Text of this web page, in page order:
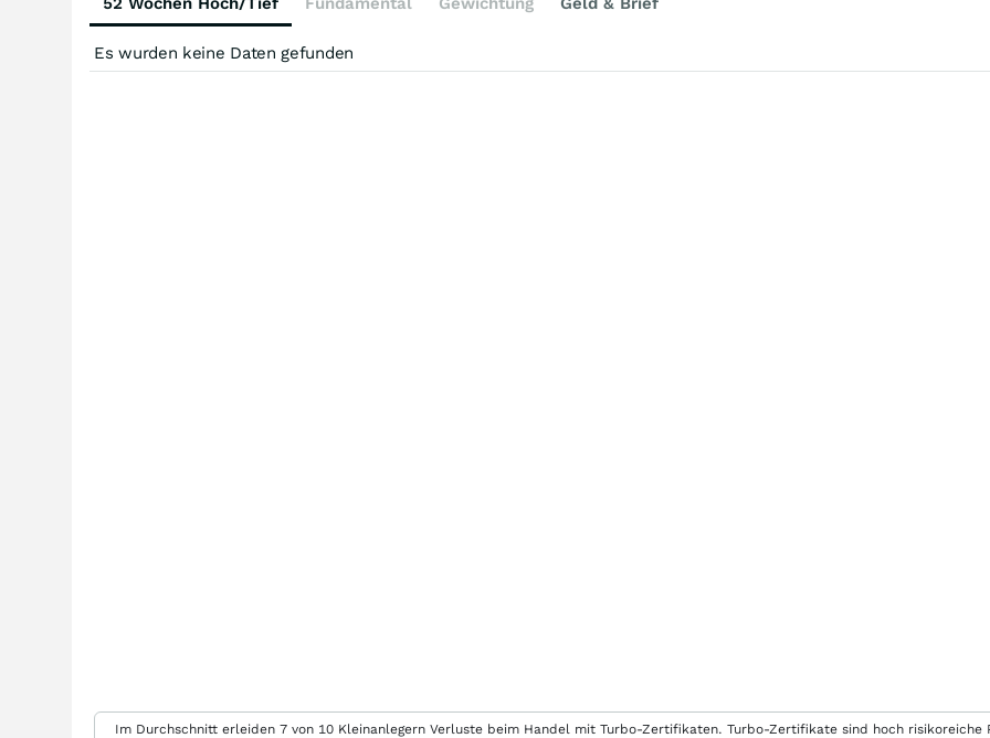
Es wurden keine Daten gefunden
Im Durchschnitt erleiden 7 von 10 Kleinanlegern Verluste beim Handel mit Turbo-Zertifikaten. Turbo-Zertifikate sind hoch